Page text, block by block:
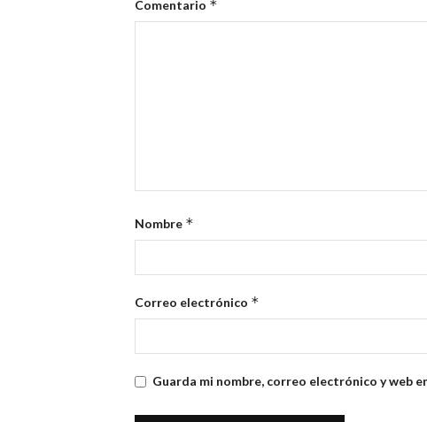
Comentario *
Nombre *
Correo electrónico *
Guarda mi nombre, correo electrónico y web